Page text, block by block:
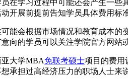
在学习过程中可能还会产生一
开展前提前告知学员具体费用标
能会根据市场情况和教育成本
向的学员可以关注学院官方网站
大学MBA免联考硕士项目的费用
承担过高经济压力的职场人士